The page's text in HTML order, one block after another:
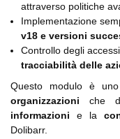
attraverso politiche
Implementazione
v18 e versioni
Controllo degli
tracciabilità delle
Questo modulo è
organizzazioni che
informazioni e la
Dolibarr.